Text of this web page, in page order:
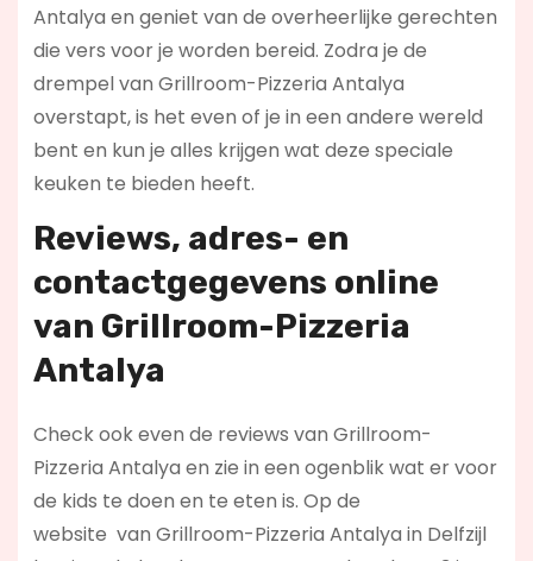
Antalya en geniet van de overheerlijke gerechten
die vers voor je worden bereid. Zodra je de
drempel van Grillroom-Pizzeria Antalya
overstapt, is het even of je in een andere wereld
bent en kun je alles krijgen wat deze speciale
keuken te bieden heeft.
Reviews, adres- en
contactgegevens online
van Grillroom-Pizzeria
Antalya
Check ook even de reviews van Grillroom-
Pizzeria Antalya en zie in een ogenblik wat er voor
de kids te doen en te eten is. Op de
website van Grillroom-Pizzeria Antalya in Delfzijl